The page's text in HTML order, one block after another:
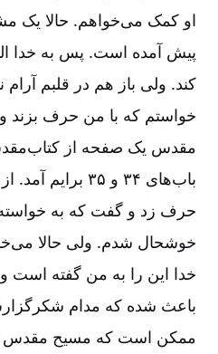
او کمک می‌خواهم. حالا یک
پیش آمده است. پس به خدا
کند. ولی باز هم در قلبم آرام
خواستم که با من حرف بزند
مقدس یک صفحه از
باب‌های ۳۴ و ۳۵
حرف زد و گفت که به
خوشحال شدم. ولی حالا
خدا این را به من گفته است
باعث شده که مدام
ممکن است که مسیح مقدس